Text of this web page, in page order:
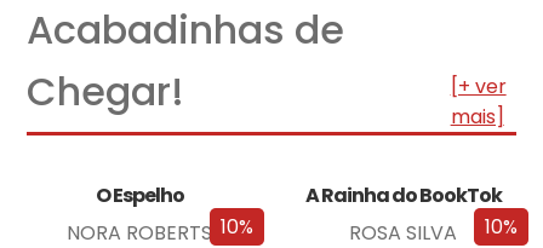
Acabadinhas de
Chegar!
[+ ver
mais]
10%
O Espelho
NORA ROBERTS
10%
A Rainha do BookTok
ROSA SILVA